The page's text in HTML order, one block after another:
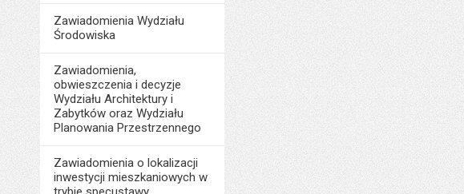
Zawiadomienia Wydziału
Środowiska
Zawiadomienia,
obwieszczenia i decyzje
Wydziału Architektury i
Zabytków oraz Wydziału
Planowania Przestrzennego
Zawiadomienia o lokalizacji
inwestycji mieszkaniowych w